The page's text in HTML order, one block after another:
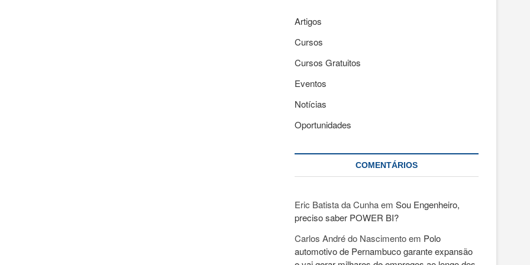
Artigos
Cursos
Cursos Gratuitos
Eventos
Notícias
Oportunidades
COMENTÁRIOS
Eric Batista da Cunhaem Sou Engenheiro,
preciso saber POWER BI?
Carlos André do Nascimentoem Polo
automotivo de Pernambuco garante expansão